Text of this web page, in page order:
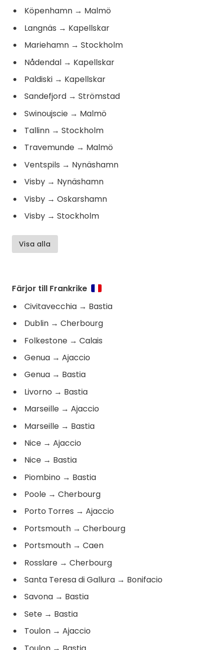
Köpenhamn → Malmö
Langnäs → Kapellskar
Mariehamn → Stockholm
Nådendal → Kapellskar
Paldiski → Kapellskar
Sandefjord → Strömstad
Swinoujscie → Malmö
Tallinn → Stockholm
Travemunde → Malmö
Ventspils → Nynäshamn
Visby → Nynäshamn
Visby → Oskarshamn
Visby → Stockholm
Visa alla
Färjor till Frankrike
Civitavecchia → Bastia
Dublin → Cherbourg
Folkestone → Calais
Genua → Ajaccio
Genua → Bastia
Livorno → Bastia
Marseille → Ajaccio
Marseille → Bastia
Nice → Ajaccio
Nice → Bastia
Piombino → Bastia
Poole → Cherbourg
Porto Torres → Ajaccio
Portsmouth → Cherbourg
Portsmouth → Caen
Rosslare → Cherbourg
Santa Teresa di Gallura → Bonifacio
Savona → Bastia
Sete → Bastia
Toulon → Ajaccio